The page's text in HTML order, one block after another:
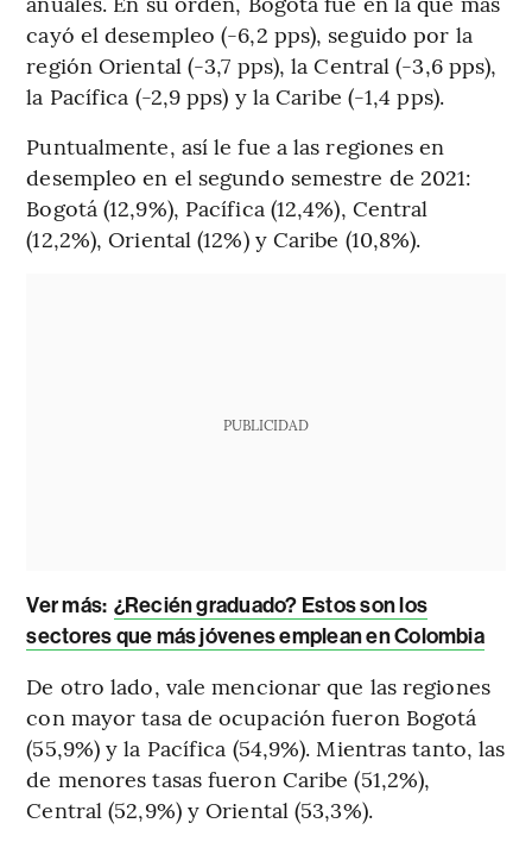
cayó el desempleo (-6,2 pps), seguido por la
región Oriental (-3,7 pps), la Central (-3,6 pps),
la Pacífica (-2,9 pps) y la Caribe (-1,4 pps).
Puntualmente, así le fue a las regiones en
desempleo en el segundo semestre de 2021:
Bogotá (12,9%), Pacífica (12,4%), Central
(12,2%), Oriental (12%) y Caribe (10,8%).
PUBLICIDAD
Ver más: ¿Recién graduado? Estos son los
sectores que más jóvenes emplean en Colombia
De otro lado, vale mencionar que las regiones
con mayor tasa de ocupación fueron Bogotá
(55,9%) y la Pacífica (54,9%). Mientras tanto, las
de menores tasas fueron Caribe (51,2%),
Central (52,9%) y Oriental (53,3%).